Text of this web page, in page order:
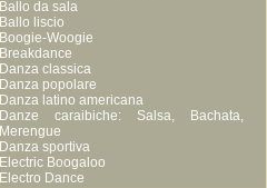
Ballo da sala
Ballo liscio
Boogie-Woogie
Breakdance
Danza classica
Danza popolare
Danza latino americana
Danze caraibiche: Salsa, Bachata,
Merengue
Danza sportiva
Electric Boogaloo
Electro Dance